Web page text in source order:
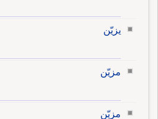
يزيّن
مزيّن
مزيّن